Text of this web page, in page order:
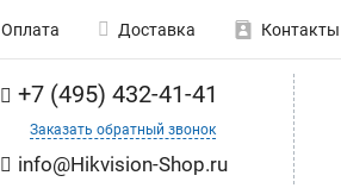
Оплата Доставка Контакты
+7 (495) 432-41-41
Заказать обратный звонок
info@Hikvision-Shop.ru